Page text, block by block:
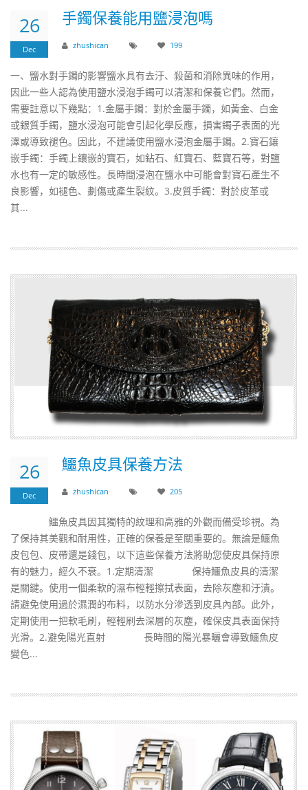
26
Dec
​手鐲保養能用鹽浸泡嗎
zhushican 199
一、鹽水對手鐲的影響鹽水具有去汙、殺菌和消除異味的作用，
因此一些人認為使用鹽水浸泡手鐲可以清潔和保養它們。然而，
需要註意以下幾點：1.金屬手鐲：對於金屬手鐲，如黃金、白金
或銀質手鐲，鹽水浸泡可能會引起化學反應，損害鐲子表面的光
澤或導致褪色。因此，不建議使用鹽水浸泡金屬手鐲。2.寶石鑲
嵌手鐲：手鐲上鑲嵌的寶石，如鉆石、紅寶石、藍寶石等，對鹽
水也有一定的敏感性。長時間浸泡在鹽水中可能會對寶石產生不
良影響，如褪色、劃傷或產生裂紋。3.皮質手鐲：對於皮革或
其...
26
Dec
​鱷魚皮具保養方法
zhushican 205
鱷魚皮具因其獨特的紋理和高雅的外觀而備受珍視。為
了保持其美觀和耐用性，正確的保養是至關重要的。無論是鱷魚
皮包包、皮帶還是錢包，以下這些保養方法將助您使皮具保持原
有的魅力，經久不衰。1.定期清潔 保持鱷魚皮具的清潔
是關鍵。使用一個柔軟的濕布輕輕擦拭表面，去除灰塵和汙漬。
請避免使用過於濕潤的布料，以防水分滲透到皮具內部。此外，
定期使用一把軟毛刷，輕輕刷去深層的灰塵，確保皮具表面保持
光滑。2.避免陽光直射 長時間的陽光暴曬會導致鱷魚皮
變色...